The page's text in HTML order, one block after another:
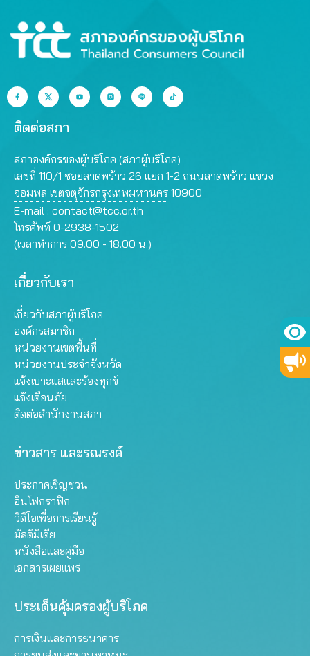
ติดต่อสภา
สภาองค์กรของผู้บริโภค (สภาผู้บริโภค)
เลขที่ 110/1 ซอยลาดพร้าว 26 แยก 1-2 ถนนลาดพร้าว แขวง
จอมพล เขตจตุจักรกรุงเทพมหานคร 10900
E-mail : contact@tcc.or.th
โทรศัพท์ 0-2938-1502
(เวลาทำการ 09.00 - 18.00 น.)
เกี่ยวกับเรา
เกี่ยวกับสภาผู้บริโภค
องค์กรสมาชิก
หน่วยงานเขตพื้นที่
หน่วยงานประจำจังหวัด
แจ้งเบาะแสและร้องทุกข์
แจ้งเตือนภัย
ติดต่อสำนักงานสภา
ข่าวสาร และรณรงค์
ประกาศเชิญชวน
อินโฟกราฟิก
วิดีโอเพื่อการเรียนรู้
มัลติมีเดีย
หนังสือและคู่มือ
เอกสารเผยแพร่
ประเด็นคุ้มครองผู้บริโภค
การเงินและการธนาคาร